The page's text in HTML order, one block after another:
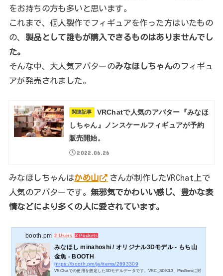
をお持ちの方も多いと思います。
これまで、個人製作でフィギュアを作った方はいたもの
の、 製品として誰もが購入できるものはありませんでし
た。
そんな中、大人気アバターのみなほしちゃんのフィギュ
アが発売されました。
関連記事
VRChatで人気のアバター『みなほ
しちゃん』ノンスケールフィギュアが予約
販売開始。
2022.06.26
みなほしちゃんはかめ山
さんが制作したVRChat上で
人気のアバターです。 無邪気でかわいい感じ、豊かな表
情などにより多くの人に愛されています。
booth.pm 2 Users 3 Pockets
みなほし minahoshi / オリジナル3Dモデル - もち山
金魚 - BOOTH
https://booth.pm/ja/items/2693309
VRChatでの使用を想定した3Dモデルデータです。VRC_SDK3.0、PhsBoneに対